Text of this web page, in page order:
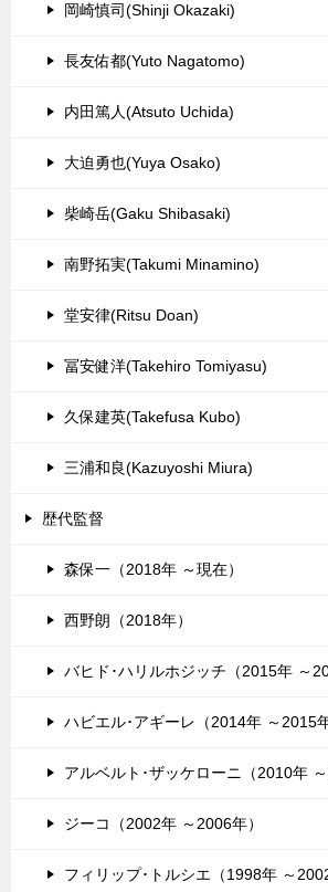
岡崎慎司(Shinji Okazaki)
長友佑都(Yuto Nagatomo)
内田篤人(Atsuto Uchida)
大迫勇也(Yuya Osako)
柴崎岳(Gaku Shibasaki)
南野拓実(Takumi Minamino)
堂安律(Ritsu Doan)
冨安健洋(Takehiro Tomiyasu)
久保建英(Takefusa Kubo)
三浦和良(Kazuyoshi Miura)
歴代監督
森保一（2018年 ～現在）
西野朗（2018年）
バヒド･ハリルホジッチ（2015年 ～
ハビエル･アギーレ（2014年 ～2015年
アルベルト･ザッケローニ（2010年 ～
ジーコ（2002年 ～2006年）
フィリップ･トルシエ（1998年 ～2002